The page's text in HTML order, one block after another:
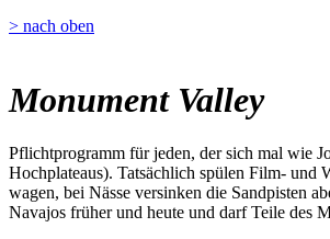
> nach oben
Monument Valley
Pflichtprogramm für jeden, der sich mal wie
Hochplateaus). Tatsächlich spülen Film- und
wagen, bei Nässe versinken die Sandpisten
Navajos früher und heute und darf Teile des